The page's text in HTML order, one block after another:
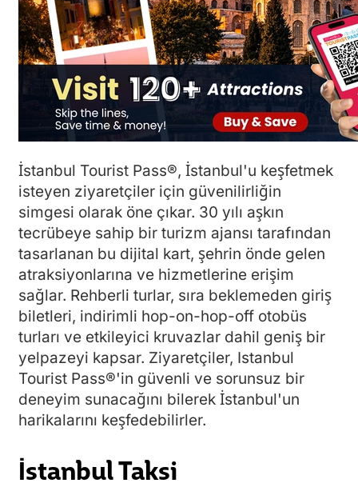
İstanbul Tourist Pass®, İstanbul'u keşfetmek
isteyen ziyaretçiler için güvenilirliğin
simgesi olarak öne çıkar. 30 yılı aşkın
tecrübeye sahip bir turizm ajansı tarafından
tasarlanan bu dijital kart, şehrin önde gelen
atraksiyonlarına ve hizmetlerine erişim
sağlar. Rehberli turlar, sıra beklemeden giriş
biletleri, indirimli hop-on-hop-off otobüs
turları ve etkileyici kruvazlar dahil geniş bir
yelpazeyi kapsar. Ziyaretçiler, Istanbul
Tourist Pass®'in güvenli ve sorunsuz bir
deneyim sunacağını bilerek İstanbul'un
harikalarını keşfedebilirler.
İstanbul Taksi